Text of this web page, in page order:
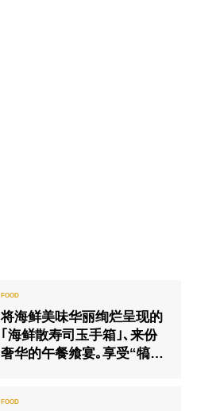
将海鲜美味华丽绚烂呈现的
｢海鲜散寿司玉手箱｣､来份
奢华的午餐飨宴｡享受“犒赏